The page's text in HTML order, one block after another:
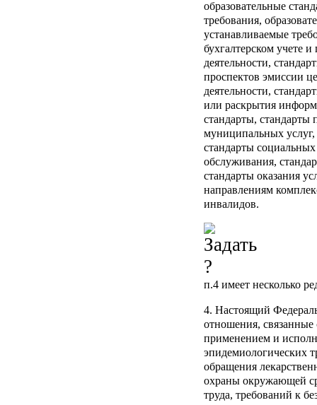
образовательные
требования,
устанавливаемые
бухгалтерском учете
деятельности,
проспектов эмиссии
деятельности,
или раскрытия
стандарты, стандарты
муниципальных
стандарты
обслуживания,
стандарты оказания
направлениям
инвалидов.
п.4 имеет несколько
4. Настоящий
отношения, связанные
применением и
эпидемиологических
обращения
охраны окружающей
труда, требований к